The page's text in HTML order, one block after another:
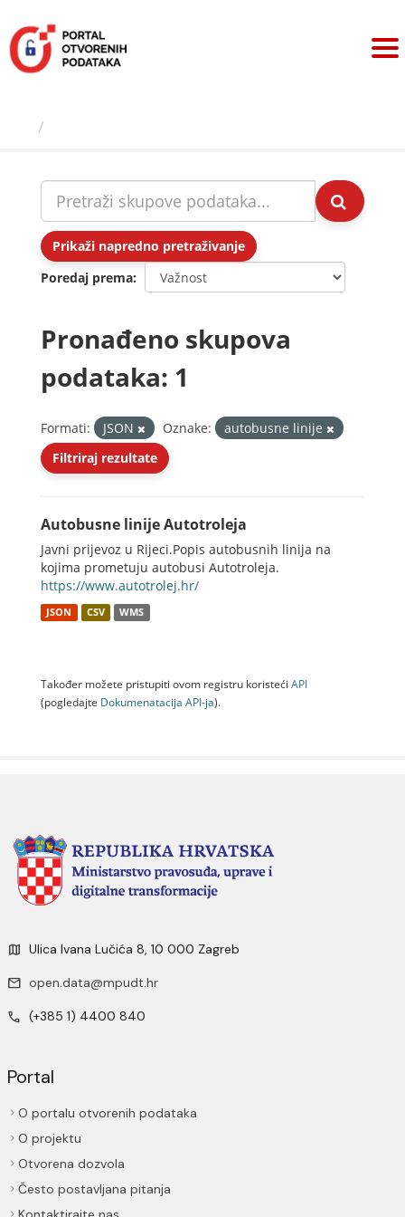
sadržaj
Prikaži napredno pretraživanje
Poredaj prema
Pronađeno skupova
podataka: 1
Formati: JSON Oznake:
autobusne linije
Filtriraj rezultate
Autobusne linije Autotroleja
Javni prijevoz u Rijeci.Popis autobusnih linija na
kojima prometuju autobusi Autotroleja.
https://www.autotrolej.hr/
JSON CSV WMS
Također možete pristupiti ovom registru koristeći API
(pogledajte Dokumenаtаcijа API-jа).